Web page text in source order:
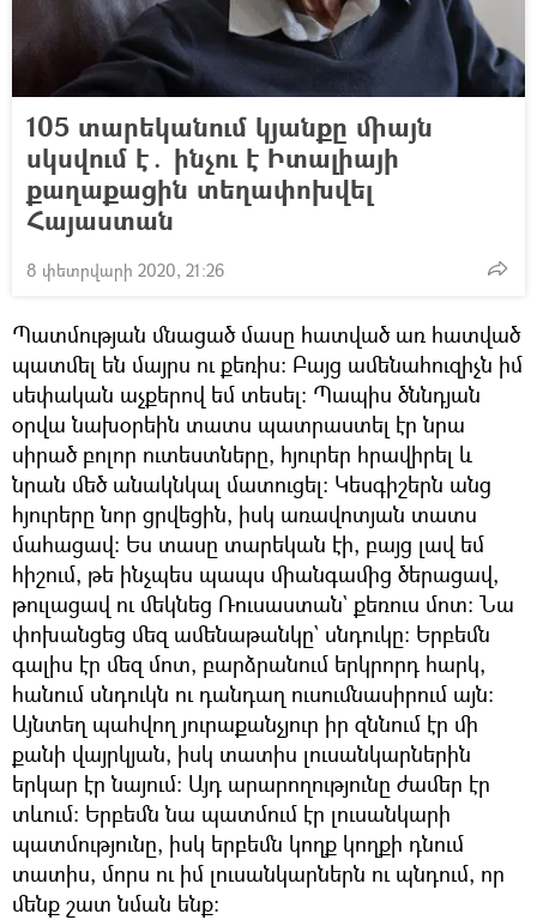
105 տարեկանում կյանքը միայն
սկսվում է․ ինչու է Իտալիայի
քաղաքացին տեղափոխվել
Հայաստան
8 փետրվարի 2020, 21:26
Պատմության մնացած մասը հատված առ հատված
պատմել են մայրս ու քեռիս։ Բայց ամենահուզիչն իմ
սեփական աչքերով եմ տեսել։ Պապիս ծննդյան
օրվա նախօրեին տատս պատրաստել էր նրա
սիրած բոլոր ուտեստները, հյուրեր հրավիրել և
նրան մեծ անակնկալ մատուցել։ Կեսգիշերն անց
հյուրերը նոր ցրվեցին, իսկ առավոտյան տատս
մահացավ։ Ես տասը տարեկան էի, բայց լավ եմ
հիշում, թե ինչպես պապս միանգամից ծերացավ,
թուլացավ ու մեկնեց Ռուսաստան` քեռուս մոտ։ Նա
փոխանցեց մեզ ամենաթանկը` սնդուկը։ Երբեմն
գալիս էր մեզ մոտ, բարձրանում երկրորդ հարկ,
հանում սնդուկն ու դանդաղ ուսումնասիրում այն։
Այնտեղ պահվող յուրաքանչյուր իր զննում էր մի
քանի վայրկյան, իսկ տատիս լուսանկարներին
երկար էր նայում։ Այդ արարողությունը ժամեր էր
տևում։ Երբեմն նա պատմում էր լուսանկարի
պատմությունը, իսկ երբեմն կողք կողքի դնում
տատիս, մորս ու իմ լուսանկարներն ու պնդում, որ
մենք շատ նման ենք։